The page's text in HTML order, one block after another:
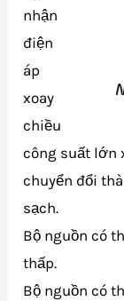
nhận
điện
áp
xoay
chiều
công suất lớn
chuyển đổi
sạch.
Bộ nguồn có
thấp.
Bộ nguồn có